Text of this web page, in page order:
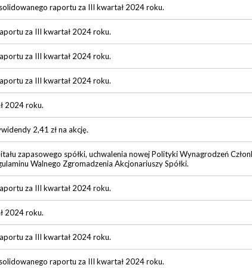
raportu za III kwartał 2024 roku.
za III kwartał 2024 roku.
za III kwartał 2024 roku.
za III kwartał 2024 roku.
2024 roku.
2,41 zł na akcję.
zapasowego spółki, uchwalenia nowej Polityki Wynagrodzeń
Walnego Zgromadzenia Akcjonariuszy Spółki.
za III kwartał 2024 roku.
2024 roku.
za III kwartał 2024 roku.
raportu za III kwartał 2024 roku.